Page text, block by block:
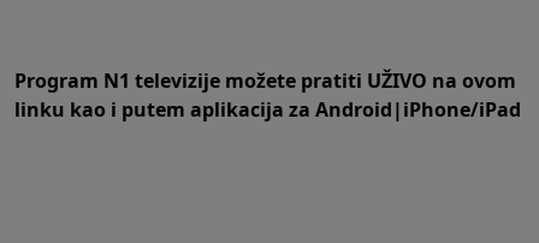
Program N1 televizije možete pratiti UŽIVO na ovom
linku kao i putem aplikacija za Android|iPhone/iPad